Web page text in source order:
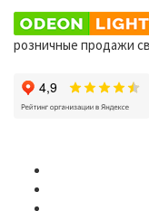
розничные продажи